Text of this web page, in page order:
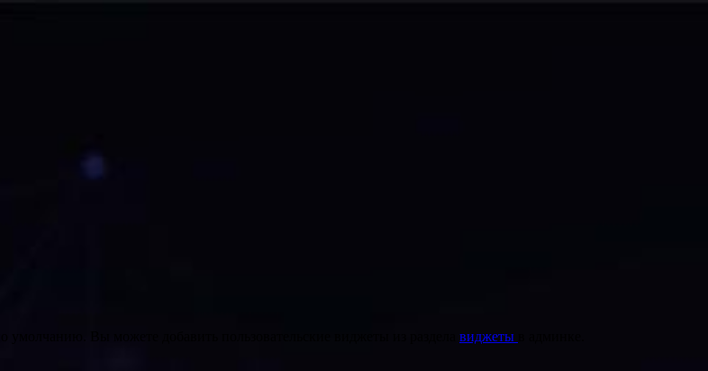
умолчанию. Вы можете добавить пользовательские виджеты из раздела виджеты